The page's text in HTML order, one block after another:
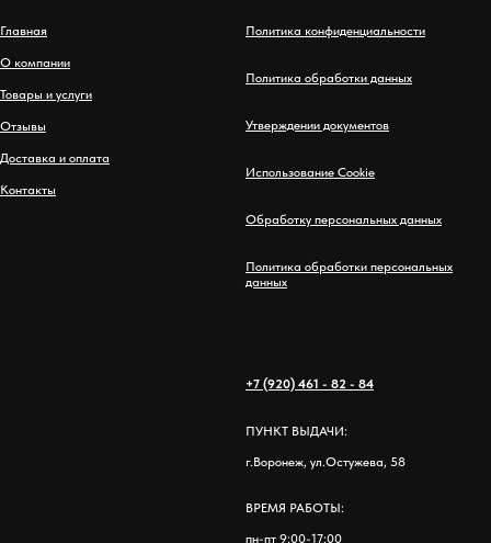
Главная
О компании
Товары и услуги
Отзывы
Доставка и оплата
Контакты
Политика конфиденциальности
Политика обработки данных
Утверждении документов
Использование Cookie
Обработку персональных данных
Политика обработки персональных
данных
+7 (920) 461 - 82 - 84
ПУНКТ ВЫДАЧИ:
г.Воронеж, ул.Остужева, 58
ВРЕМЯ РАБОТЫ:
пн-пт 9:00-17:00